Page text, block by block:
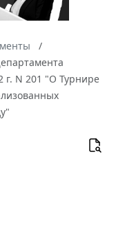
г. N 201 "О Турнире